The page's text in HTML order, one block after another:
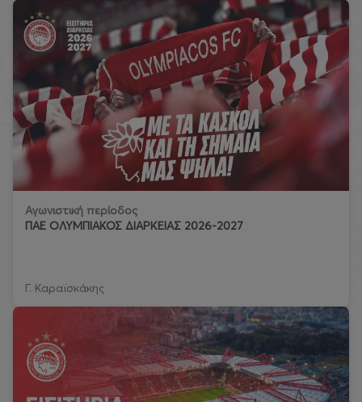
Αγωνιστική περίοδος
ΠΑΕ ΟΛΥΜΠΙΑΚΟΣ ΔΙΑΡΚΕΙΑΣ 2026-2027
Γ. Καραϊσκάκης